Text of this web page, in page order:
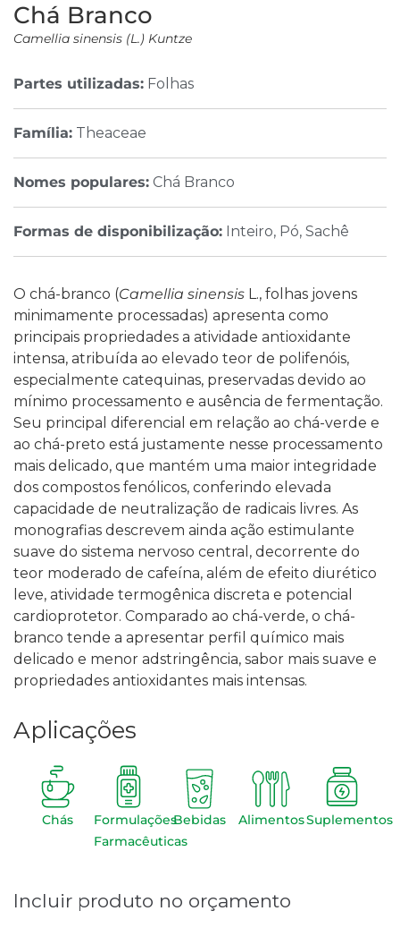
Chá Branco
Camellia sinensis (L.) Kuntze
Partes utilizadas: Folhas
Família: Theaceae
Nomes populares: Chá Branco
Formas de disponibilização: Inteiro, Pó, Sachê
O chá-branco (Camellia sinensis L., folhas jovens
minimamente processadas) apresenta como
principais propriedades a atividade antioxidante
intensa, atribuída ao elevado teor de polifenóis,
especialmente catequinas, preservadas devido ao
mínimo processamento e ausência de fermentação.
Seu principal diferencial em relação ao chá-verde e
ao chá-preto está justamente nesse processamento
mais delicado, que mantém uma maior integridade
dos compostos fenólicos, conferindo elevada
capacidade de neutralização de radicais livres. As
monografias descrevem ainda ação estimulante
suave do sistema nervoso central, decorrente do
teor moderado de cafeína, além de efeito diurético
leve, atividade termogênica discreta e potencial
cardioprotetor. Comparado ao chá-verde, o chá-
branco tende a apresentar perfil químico mais
delicado e menor adstringência, sabor mais suave e
propriedades antioxidantes mais intensas.
Aplicações
Chás
Formulações
Farmacêuticas
Bebidas AlimentosSuplementos
Incluir produto no orçamento